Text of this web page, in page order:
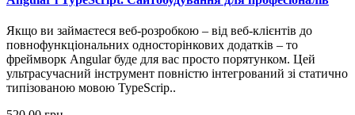
Якщо ви займаєтеся веб-розробкою – від веб-клієнтів до
повнофункціональних односторінкових додатків – то
фреймворк Angular буде для вас просто порятунком. Цей
ультрасучасний інструмент повністю інтегрований зі статично
типізованою мовою TypeScrip..